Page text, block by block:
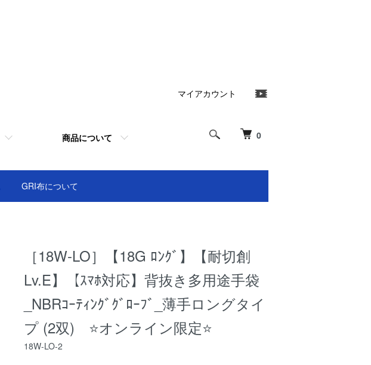
0
商品について
マイアカウント
GRI布について
［18W-LO］【18G ﾛﾝｸﾞ】【耐切創
Lv.E】【ｽﾏﾎ対応】背抜き多用途手袋
_NBRｺｰﾃｨﾝｸﾞｸﾞﾛｰﾌﾞ_薄手ロングタイ
プ (2双) ⭐オンライン限定⭐
18W-LO-2